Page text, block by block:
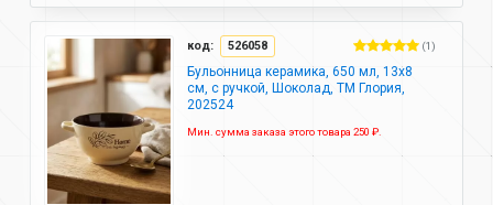
код: 526058 (1)
Бульонница керамика, 650 мл, 13х8
см, с ручкой, Шоколад, ТМ Глория,
202524
Мин. сумма заказа этого товара 250 ₽.